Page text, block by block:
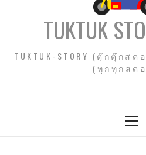
TUKTUK
TUKTUK-STORY (ตุ๊กตุ๊กสตอ
(ทุกทุกสต